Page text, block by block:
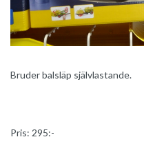
Bruder balsläp självlastande.
Pris: 295:-